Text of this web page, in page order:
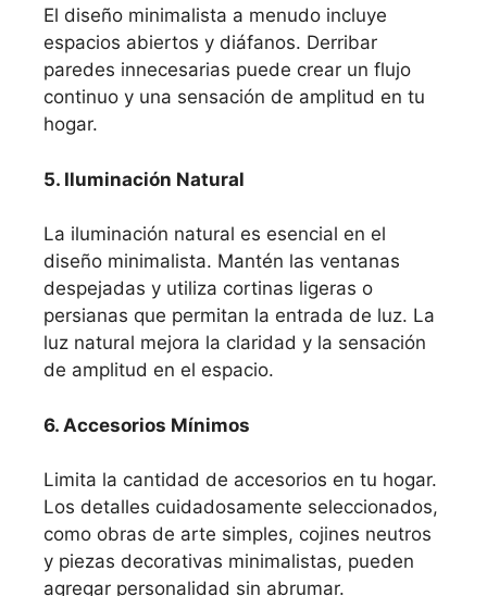
El diseño minimalista a menudo incluye
espacios abiertos y diáfanos. Derribar
paredes innecesarias puede crear un flujo
continuo y una sensación de amplitud en tu
hogar.
5. Iluminación Natural
La iluminación natural es esencial en el
diseño minimalista. Mantén las ventanas
despejadas y utiliza cortinas ligeras o
persianas que permitan la entrada de luz. La
luz natural mejora la claridad y la sensación
de amplitud en el espacio.
6. Accesorios Mínimos
Limita la cantidad de accesorios en tu hogar.
Los detalles cuidadosamente seleccionados,
como obras de arte simples, cojines neutros
y piezas decorativas minimalistas, pueden
agregar personalidad sin abrumar.